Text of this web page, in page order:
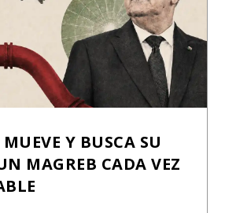
Y BUSCA SU
MAGREB CADA VEZ